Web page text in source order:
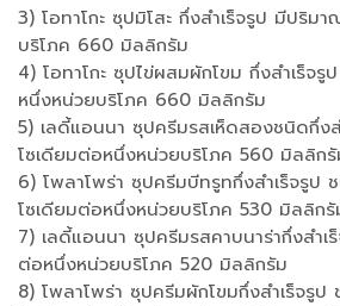
3) โอทาโกะ ซุปมิโสะ กึ่งสำเร็จรูป มีปริม
บริโภค 660 มิลลิกรัม
4) โอทาโกะ ซุปไข่ผสมผักโขม กึ่งสำเร็จ
หนึ่งหน่วยบริโภค 660 มิลลิกรัม
5) เลดี้แอนนา ซุปครีมรสเห็ดสองชนิดกึ่ง
โซเดียมต่อหนึ่งหน่วยบริโภค 560 มิลลิก
6) โพลาโพร่า ซุปครีมบีทรูทกึ่งสำเร็จรูป
โซเดียมต่อหนึ่งหน่วยบริโภค 530 มิลลิกรั
7) เลดี้แอนนา ซุปครีมรสคาบนาร่ากึ่งสำ
ต่อหนึ่งหน่วยบริโภค 520 มิลลิกรัม
8) โพลาโพร่า ซุปครีมผักโขมกึ่งสำเร็จรู